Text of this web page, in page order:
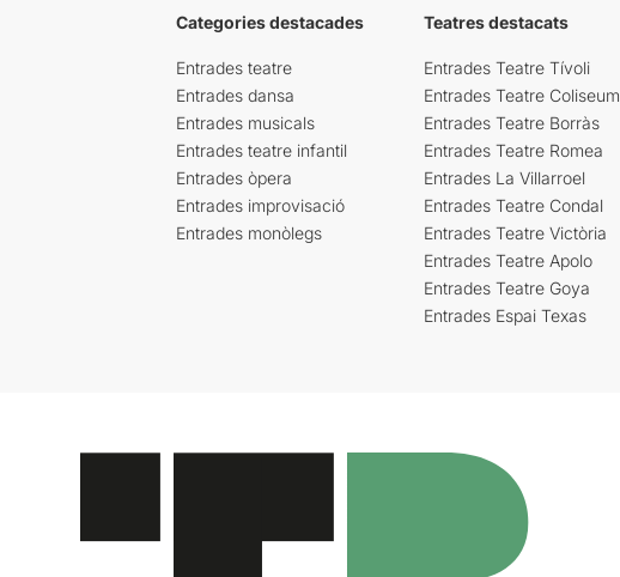
Categories destacades
Entrades teatre
Entrades dansa
Entrades musicals
Entrades teatre infantil
Entrades òpera
Entrades improvisació
Entrades monòlegs
Teatres destacats
Entrades Teatre Tívoli
Entrades Teatre Coliseum
Entrades Teatre Borràs
Entrades Teatre Romea
Entrades La Villarroel
Entrades Teatre Condal
Entrades Teatre Victòria
Entrades Teatre Apolo
Entrades Teatre Goya
Entrades Espai Texas